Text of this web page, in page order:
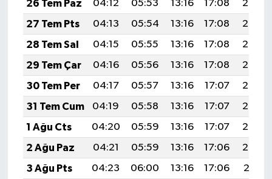
26 Tem Paz
04:12 05:53 13:16 17:08
20:29
27 Tem Pts
04:13 05:54 13:16 17:08
20:28
28 Tem Sal
04:15 05:55 13:16 17:08
20:27
29 Tem Çar
04:16 05:56 13:16 17:08
20:26
30 Tem Per
04:17 05:57 13:16 17:07
20:25
31 Tem Cum
04:19 05:58 13:16 17:07
20:24
1 Ağu Cts
04:20 05:59 13:16 17:07
20:23
2 Ağu Paz
04:21 05:59 13:16 17:06
20:22
3 Ağu Pts
04:23 06:00 13:16 17:06
20:21